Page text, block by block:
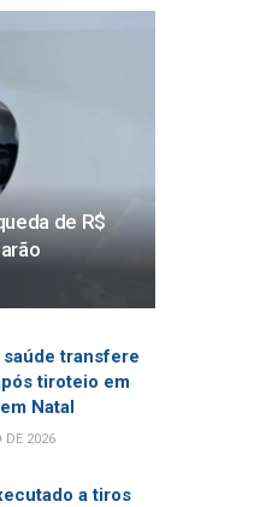
de R$
saúde transfere
tiroteio em
Natal
DE 2026
a tiros